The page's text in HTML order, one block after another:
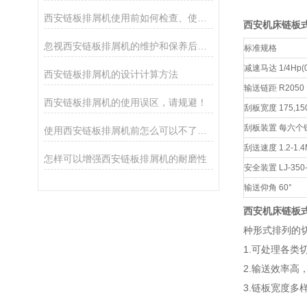
忽视西安链板排屑机的维护和保养后果很严重
西安链板排屑机的设计计算方法
西安链板排屑机的使用误区，请规避！
怎样可以增强西安链板排屑机的耐磨性
西安机床链板
标准规格
减速马达 1/
输送链距 R2050
刮板宽度
刮板装置 每六个
刮送速度 1.2-
安全装置 LJ-
输送仰角 60°
西安机床链板
种形式排列的
1.可处理各类
2.输送效率高
3.链板宽度多